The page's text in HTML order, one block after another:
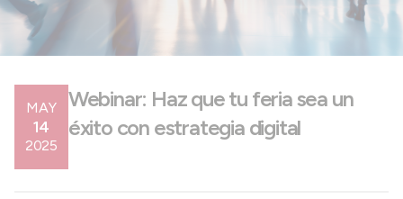
MAY
14
2025
Webinar: Haz que tu feria sea un
éxito con estrategia digital